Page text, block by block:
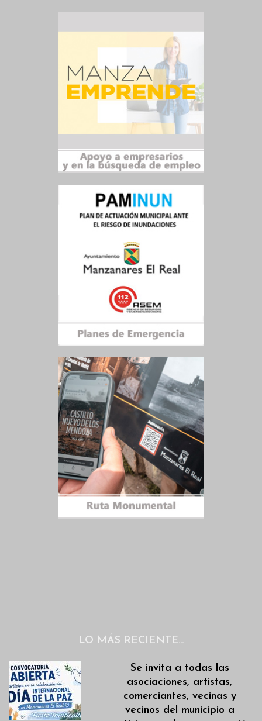
LO MÁS RECIENTE…
Se invita a todas las
asociaciones, artistas,
comerciantes, vecinas y
vecinos del municipio a